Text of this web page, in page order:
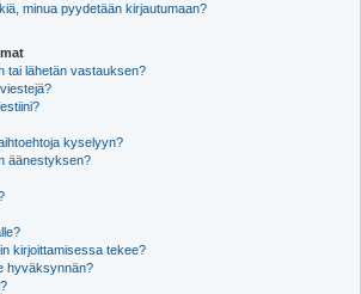
minua pyydetään kirjautumaan?
tai lähetän vastauksen?
kyselyyn?
äänestyksen?
kirjoittamisessa tekee?
hyväksynnän?